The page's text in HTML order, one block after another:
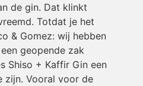
de gin. Dat klinkt
Totdat je het
& Gomez: wij hebben
geopende zak
Shiso + Kaffir Gin een
zijn. Vooral voor de